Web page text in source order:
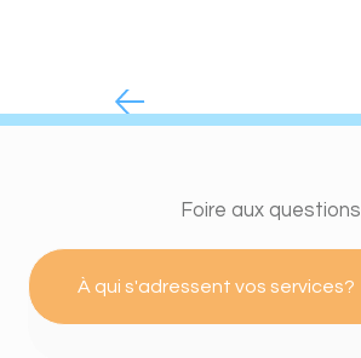
Foire aux questions
À qui s'adressent vos services?